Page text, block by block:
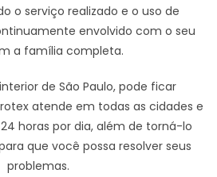
o serviço realizado e o uso de
envolvido com o seu
a família completa.
de São Paulo, pode ficar
atende em todas as cidades e
horas por dia, além de torná-lo
que você possa resolver seus
problemas.